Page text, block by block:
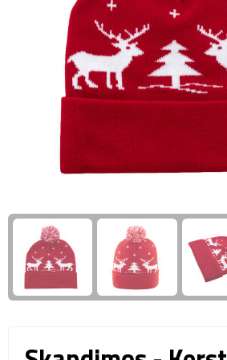
Business trolleys
Documententassen
Kledingtassen
Laptophoezen & -tassen
Tablettassen
Reistassen & Trolleys
Reistassen
Trolleys
Giftcards
Wellness Giftsets